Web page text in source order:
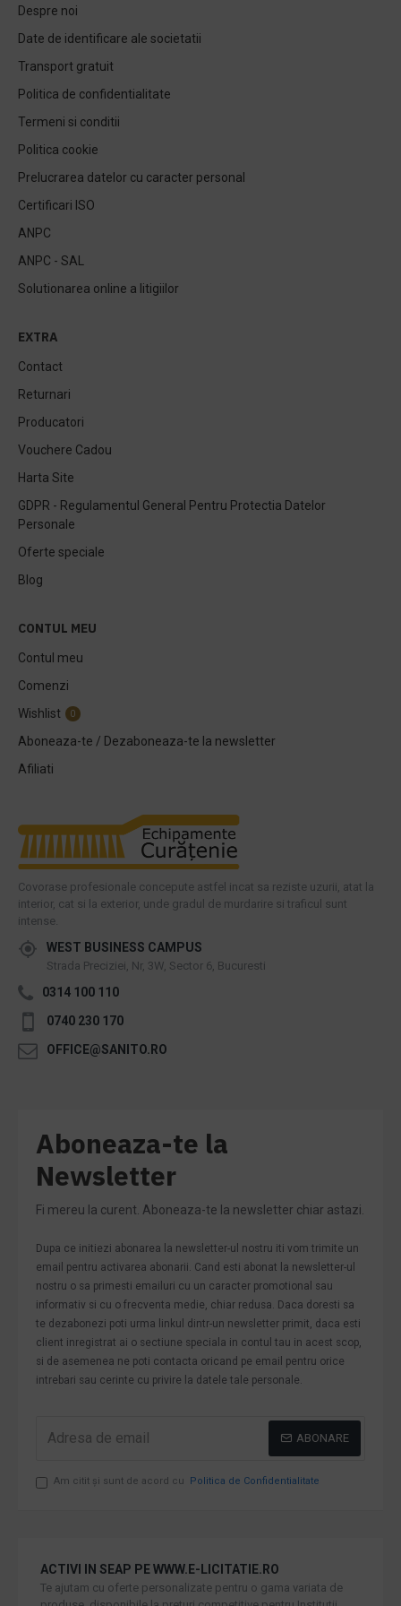
Despre noi
Date de identificare ale societatii
Transport gratuit
Politica de confidentialitate
Termeni si conditii
Politica cookie
Prelucrarea datelor cu caracter personal
Certificari ISO
ANPC
ANPC - SAL
Solutionarea online a litigiilor
EXTRA
Contact
Returnari
Producatori
Vouchere Cadou
Harta Site
GDPR - Regulamentul General Pentru Protectia Datelor
Personale
Oferte speciale
Blog
CONTUL MEU
Contul meu
Comenzi
Wishlist
0
Aboneaza-te / Dezaboneaza-te la newsletter
Afiliati
Covorase profesionale concepute astfel incat sa reziste uzurii, atat la
interior, cat si la exterior, unde gradul de murdarire si traficul sunt
intense.
WEST BUSINESS CAMPUS
Strada Preciziei, Nr, 3W, Sector 6, Bucuresti
0314 100 110
0740 230 170
OFFICE@SANITO.RO
Aboneaza-te la
Newsletter
Fi mereu la curent. Aboneaza-te la newsletter chiar astazi.
Dupa ce initiezi abonarea la newsletter-ul nostru iti vom trimite un
email pentru activarea abonarii. Cand esti abonat la newsletter-ul
nostru o sa primesti emailuri cu un caracter promotional sau
informativ si cu o frecventa medie, chiar redusa. Daca doresti sa
te dezabonezi poti urma linkul dintr-un newsletter primit, daca esti
client inregistrat ai o sectiune speciala in contul tau in acest scop,
si de asemenea ne poti contacta oricand pe email pentru orice
intrebari sau cerinte cu privire la datele tale personale.
ABONARE
Am citit şi sunt de acord cu Politica de Confidentialitate
ACTIVI IN SEAP PE WWW.E-LICITATIE.RO
Te ajutam cu oferte personalizate pentru o gama variata de